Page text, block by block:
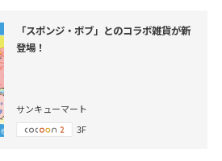
「スポンジ・ボブ」とのコラボ雑貨が新
登場！
サンキューマート
3F